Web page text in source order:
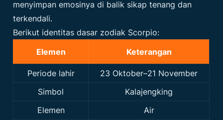
menyimpan emosinya di balik sikap tenang dan
terkendali.
Berikut identitas dasar zodiak Scorpio:
Elemen
Keterangan
Periode lahir
23 Oktober–21 November
Simbol
Kalajengking
Elemen
Air